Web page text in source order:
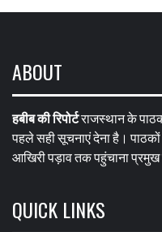
ABOUT
हबीब की रिपोर्टराजस्थान के
पहले सही सूचनाएं देना है।
आखिरी पड़ाव तक पहुंचाना प्रमुख
QUICK LINKS